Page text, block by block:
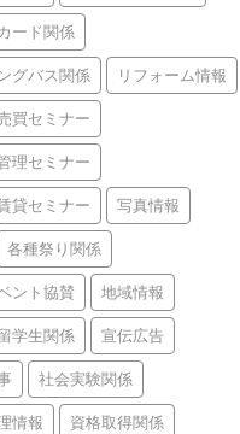
ード関係
グバス関係 リフォーム情報
買セミナー
理セミナー
貸セミナー 写真情報
各種祭り関係
ント協賛 地域情報
学生関係 宣伝広告
社会実験関係
情報 資格取得関係